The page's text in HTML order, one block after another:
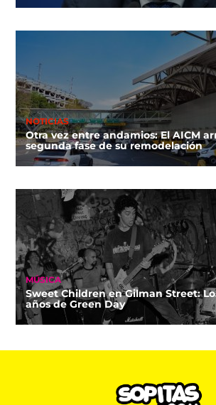
NOTICIAS
Otra vez entre andamios: El AICM
segunda fase de su remodelación
MÚSICA
Sweet Children en Gilman Street:
años de Green Day